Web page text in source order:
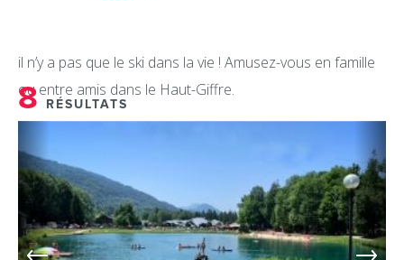
il n’y a pas que le ski dans la vie ! Amusez-vous en famille
ou entre amis dans le Haut-Giffre.
8 RÉSULTATS